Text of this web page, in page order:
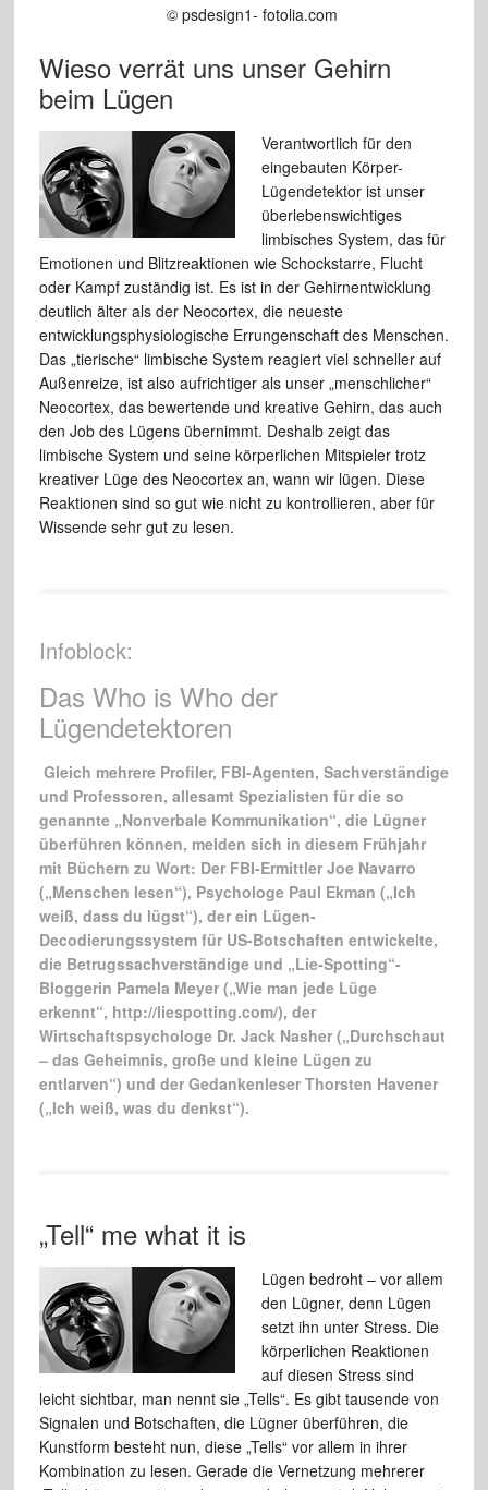
© psdesign1- fotolia.com
Wieso verrät uns unser Gehirn
beim Lügen
Verantwortlich für den
eingebauten Körper-
Lügendetektor ist unser
überlebenswichtiges
limbisches System, das für
Emotionen und Blitzreaktionen wie Schockstarre, Flucht
oder Kampf zuständig ist. Es ist in der Gehirnentwicklung
deutlich älter als der Neocortex, die neueste
entwicklungsphysiologische Errungenschaft des Menschen.
Das „tierische“ limbische System reagiert viel schneller auf
Außenreize, ist also aufrichtiger als unser „menschlicher“
Neocortex, das bewertende und kreative Gehirn, das auch
den Job des Lügens übernimmt. Deshalb zeigt das
limbische System und seine körperlichen Mitspieler trotz
kreativer Lüge des Neocortex an, wann wir lügen. Diese
Reaktionen sind so gut wie nicht zu kontrollieren, aber für
Wissende sehr gut zu lesen.
Infoblock:
Das Who is Who der
Lügendetektoren
Gleich mehrere Profiler, FBI-Agenten, Sachverständige
und Professoren, allesamt Spezialisten für die so
genannte „Nonverbale Kommunikation“, die Lügner
überführen können, melden sich in diesem Frühjahr
mit Büchern zu Wort: Der FBI-Ermittler Joe Navarro
(„Menschen lesen“), Psychologe Paul Ekman („Ich
weiß, dass du lügst“), der ein Lügen-
Decodierungssystem für US-Botschaften entwickelte,
die Betrugssachverständige und „Lie-Spotting“-
Bloggerin Pamela Meyer („Wie man jede Lüge
erkennt“, http://liespotting.com/), der
Wirtschaftspsychologe Dr. Jack Nasher („Durchschaut
– das Geheimnis, große und kleine Lügen zu
entlarven“) und der Gedankenleser Thorsten Havener
(„Ich weiß, was du denkst“).
„Tell“ me what it is
Lügen bedroht – vor allem
den Lügner, denn Lügen
setzt ihn unter Stress. Die
körperlichen Reaktionen
auf diesen Stress sind
leicht sichtbar, man nennt sie „Tells“. Es gibt tausende von
Signalen und Botschaften, die Lügner überführen, die
Kunstform besteht nun, diese „Tells“ vor allem in ihrer
Kombination zu lesen. Gerade die Vernetzung mehrerer